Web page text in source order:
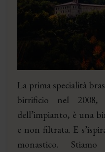
La prima specialità
birrificio nel 2008,
dell’impianto, è una
e non filtrata. E
monastico.